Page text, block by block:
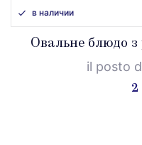
в наличии
Овальне блюдо
il posto
2